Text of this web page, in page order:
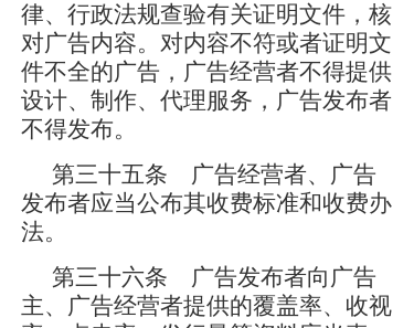
律、行政法规查验有关证明文件，核
对广告内容。对内容不符或者证明文
件不全的广告，广告经营者不得提供
设计、制作、代理服务，广告发布者
不得发布。
第三十五条 广告经营者、广告
发布者应当公布其收费标准和收费办
法。
第三十六条 广告发布者向广告
主、广告经营者提供的覆盖率、收视